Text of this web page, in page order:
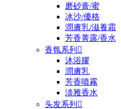
磨砂膏/蜜
冰沙/優格
潤膚乳/滋養霜
芳香菁露/香水
香氛系列 
沐浴膠
潤膚乳
芳香噴霧
淡雅香水
头发系列 